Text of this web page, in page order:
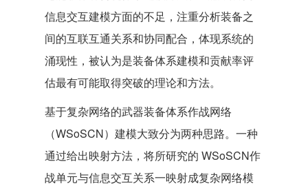
信息交互建模方面的不足，注重分析装备之
间的互联互通关系和协同配合，体现系统的
涌现性，被认为是装备体系建模和贡献率评
估最有可能取得突破的理论和方法。
基于复杂网络的武器装备体系作战网络
（WSoSCN）建模大致分为两种思路。一种
通过给出映射方法，将所研究的 WSoSCN作
战单元与信息交互关系一映射成复杂网络模